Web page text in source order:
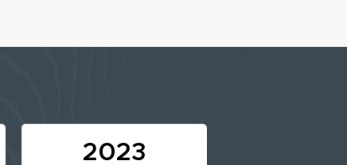
2023